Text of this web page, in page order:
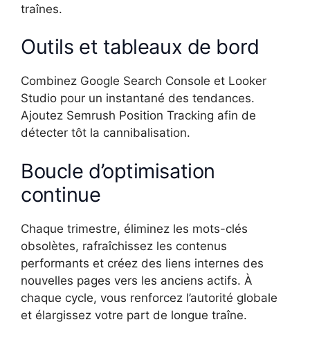
traînes.
Outils et tableaux de bord
Combinez Google Search Console et Looker
Studio pour un instantané des tendances.
Ajoutez Semrush Position Tracking afin de
détecter tôt la cannibalisation.
Boucle d’optimisation
continue
Chaque trimestre, éliminez les mots-clés
obsolètes, rafraîchissez les contenus
performants et créez des liens internes des
nouvelles pages vers les anciens actifs. À
chaque cycle, vous renforcez l’autorité globale
et élargissez votre part de longue traîne.